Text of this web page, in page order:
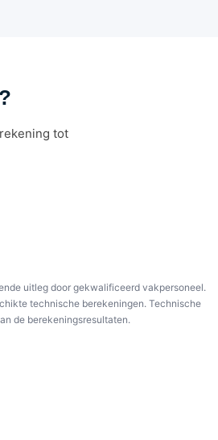
tot
uitleg door gekwalificeerd vakpersoneel.
technische berekeningen. Technische
de berekeningsresultaten.